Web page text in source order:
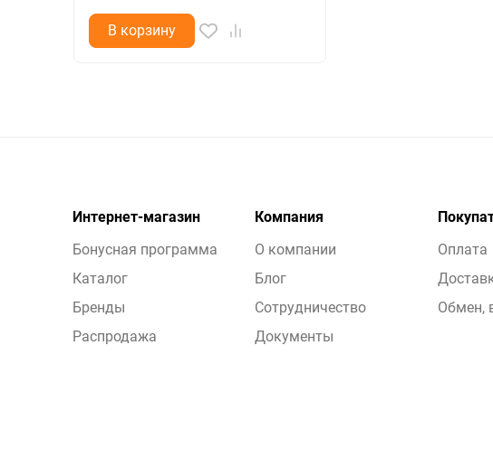
В корзину
Интернет-магазин
Бонусная программа
Каталог
Бренды
Распродажа
Компания
О компании
Блог
Сотрудничество
Документы
Оплата
Обмен,